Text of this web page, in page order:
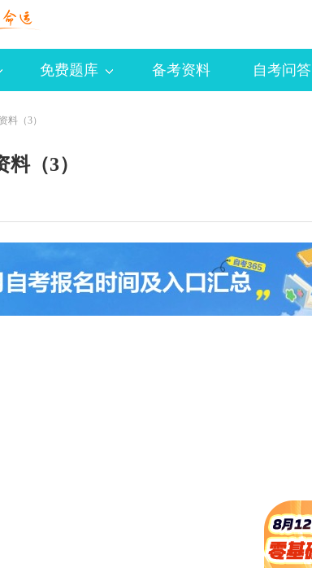
免费题库 备考资料 自考问答
料（3）
（3）